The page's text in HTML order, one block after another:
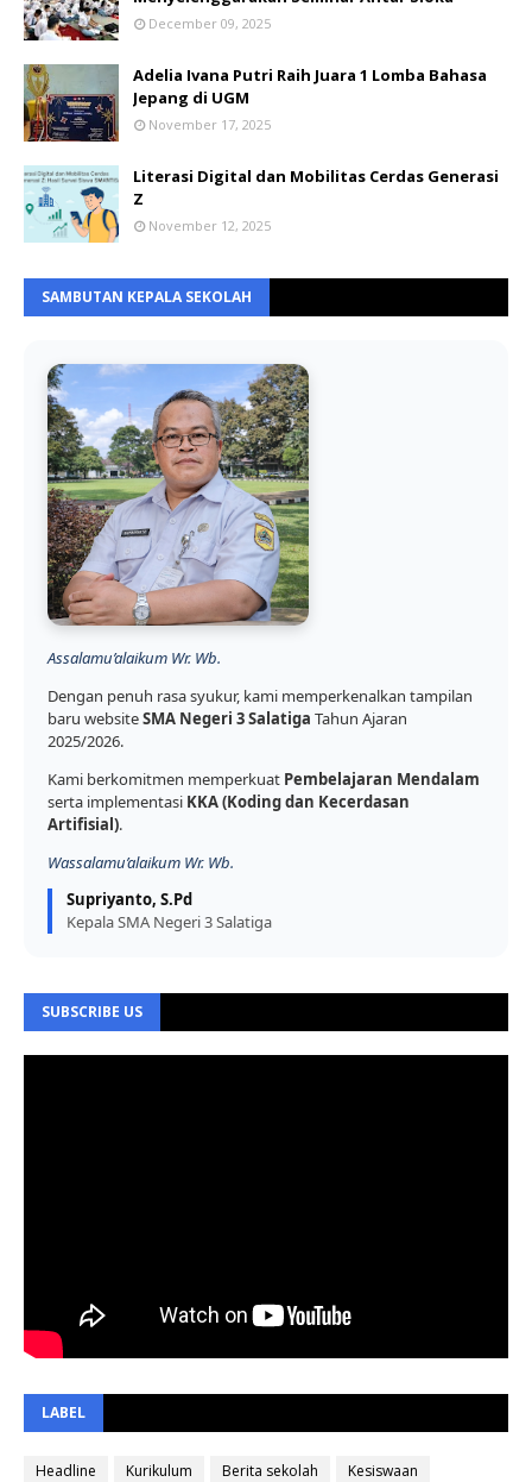
December 09, 2025
Adelia Ivana Putri Raih Juara 1 Lomba Bahasa
Jepang di UGM
November 17, 2025
Literasi Digital dan Mobilitas Cerdas Generasi
Z
November 12, 2025
SAMBUTAN KEPALA SEKOLAH
Assalamu’alaikum Wr. Wb.
Dengan penuh rasa syukur, kami memperkenalkan tampilan
baru websiteSMA Negeri 3 Salatiga Tahun Ajaran
2025/2026.
Kami berkomitmen memperkuat Pembelajaran Mendalam
serta implementasi KKA (Koding dan Kecerdasan
Artifisial).
Wassalamu’alaikum Wr. Wb.
Supriyanto, S.Pd
Kepala SMA Negeri 3 Salatiga
SUBSCRIBE US
LABEL
Headline Kurikulum Berita sekolah
Kesiswaan